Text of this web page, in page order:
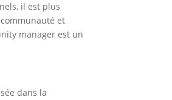
il est plus
et
manager est un
dans la